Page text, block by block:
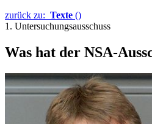
zurück zu: Texte ()
1. Untersuchungsausschuss
Was hat der NSA-